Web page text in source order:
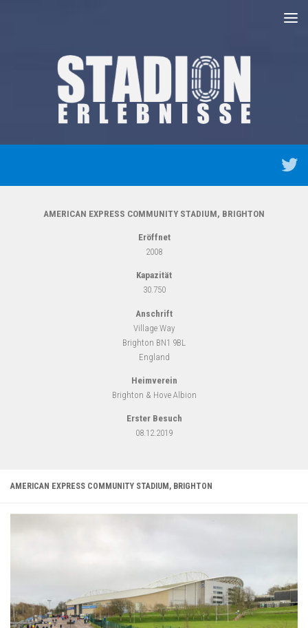
AMERICAN EXPRESS COMMUNITY STADIUM, BRIGHTON
AMERICAN EXPRESS COMMUNITY STADIUM, BRIGHTON
Eröffnet
2008
Kapazität
30.750
Anschrift
Village Way
Brighton BN1 9BL
England
Heimverein
Brighton & Hove Albion
Erster Besuch
08.12.2019